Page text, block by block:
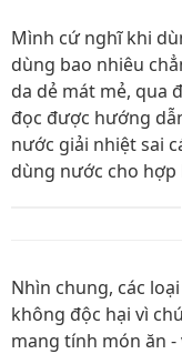
Mình cứ nghĩ khi
dùng bao nhiêu
da dẻ mát mẻ, qua
đọc được hướng
nước giải nhiệt sai
dùng nước cho hợp
Nhìn chung, các
không độc hại vì
mang tính món ăn